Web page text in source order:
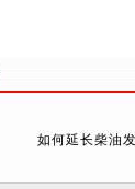
如何延长柴油